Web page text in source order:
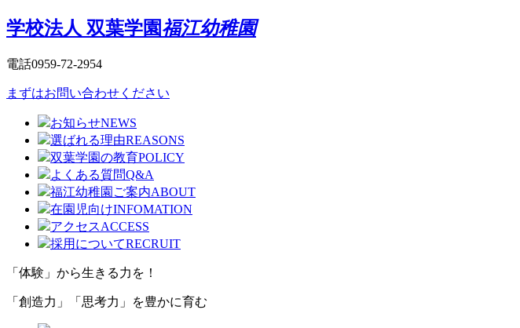
学校法人 双葉学園福江幼稚園
電話0959-72-2954
まずはお問い合わせください
お知らせNEWS
選ばれる理由REASONS
双葉学園の教育POLICY
よくある質問Q&A
福江幼稚園ご案内ABOUT
在園児向けINFOMATION
アクセスACCESS
採用についてRECRUIT
「体験」から生きる力を！
「創造力」「思考力」を豊かに育む